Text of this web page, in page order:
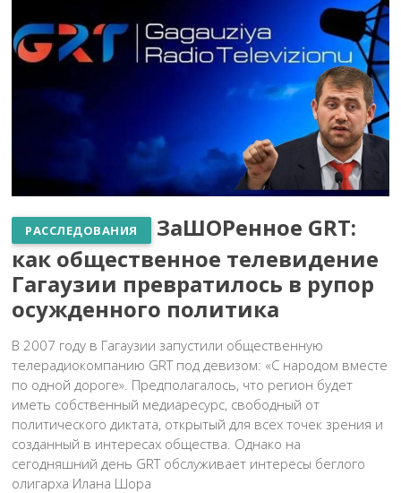
РАССЛЕДОВАНИЯ
ЗаШОРенное GRT:
как общественное телевидение
Гагаузии превратилось в рупор
осужденного политика
В 2007 году в Гагаузии запустили общественную
телерадиокомпанию GRT под девизом: «С народом вместе
по одной дороге». Предполагалось, что регион будет
иметь собственный медиаресурс, свободный от
политического диктата, открытый для всех точек зрения и
созданный в интересах общества. Однако на
сегодняшний день GRT обслуживает интересы беглого
олигарха Илана Шора